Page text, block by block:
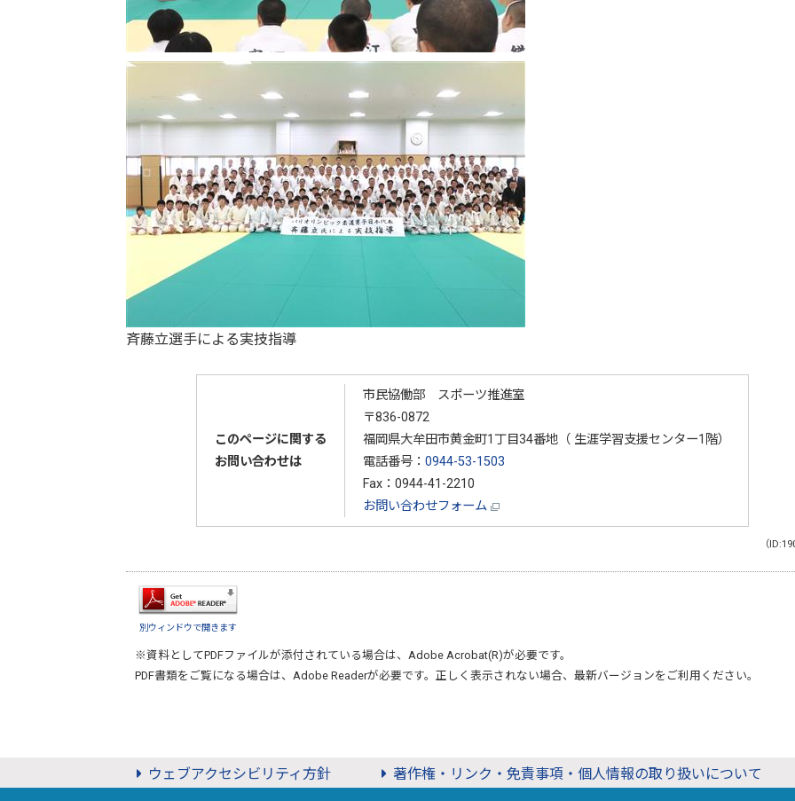
斉藤立選手による実技指導
このページに関する
お問い合わせは
市民協働部 スポーツ推進室
〒836-0872
福岡県大牟田市黄金町1丁目34番地（ 生涯学習支援センター1階）
電話番号： 0944-53-1503
Fax：0944-41-2210
お問い合わせフォーム
（
別ウィンドウで開きます
※資料としてPDFファイルが添付されている場合は、 Adobe Acrobat(R)が必要です。
PDF書類をご覧になる場合は、 Adobe Readerが必要です。正しく表示されない場合、最新バージョンをご利用ください。
ウェブアクセシビリティ方針 著作権・リンク・免責事項・個人情報の取り扱いについて